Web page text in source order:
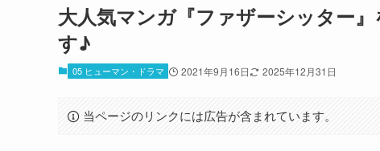
大人気マンガ『ファザーシッター
す♪
05 ヒューマン・ドラマ 2021年9月16日 2025年12月31日
当ページのリンクには広告が含まれています。